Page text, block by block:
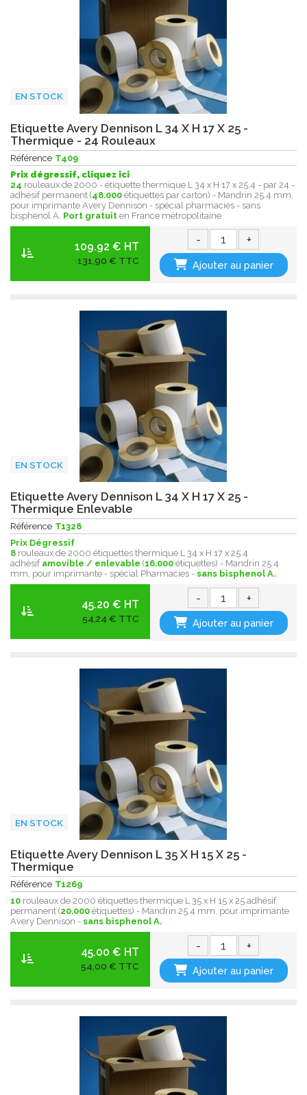
EN STOCK
Etiquette Avery Dennison L 34 X H 17 X 25 -
Thermique - 24 Rouleaux
Référence T409
Prix dégressif, cliquez ici
24 rouleaux de 2000 - étiquette thermique L 34 x H 17 x 25.4 - par 24 -
adhésif permanent (48.000 étiquettes par carton) - Mandrin 25.4 mm,
pour imprimante Avery Dennison - spécial pharmacies - sans
bisphenol A. Port gratuit en France métropolitaine
109.92 € HT
131,90 € TTC
- +
Ajouter au panier
EN STOCK
Etiquette Avery Dennison L 34 X H 17 X 25 -
Thermique Enlevable
Référence T1328
Prix Dégressif
8 rouleaux de 2000 étiquettes thermique L 34 x H 17 x 25.4
adhésif amovible / enlevable (16.000 étiquettes) - Mandrin 25.4
mm, pour imprimante - spécial Pharmacies - sans bisphenol A.
45.20 € HT
54,24 € TTC
- +
Ajouter au panier
EN STOCK
Etiquette Avery Dennison L 35 X H 15 X 25 -
Thermique
Référence T1269
10 rouleaux de 2000 étiquettes thermique L 35 x H 15 x 25 adhésif
permanent (20.000 étiquettes) - Mandrin 25.4 mm, pour imprimante
Avery Dennison - sans bisphenol A.
45.00 € HT
54,00 € TTC
- +
Ajouter au panier